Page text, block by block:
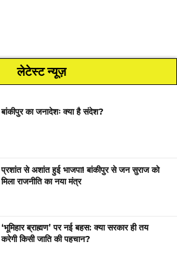
लेटेस्ट न्यूज़
बांकीपुर का जनादेशः क्या है संदेश?
प्रशांत से अशांत हुई भाजपा! बांकीपुर से जन सुराज को
मिला राजनीति का नया मंत्र
‘भूमिहार ब्राह्मण’ पर नई बहस: क्या सरकार ही तय
करेगी किसी जाति की पहचान?